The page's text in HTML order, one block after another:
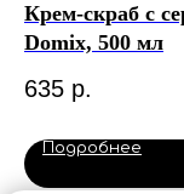
Крем-скраб с
Domix, 500 мл
635 р.
Подробнее